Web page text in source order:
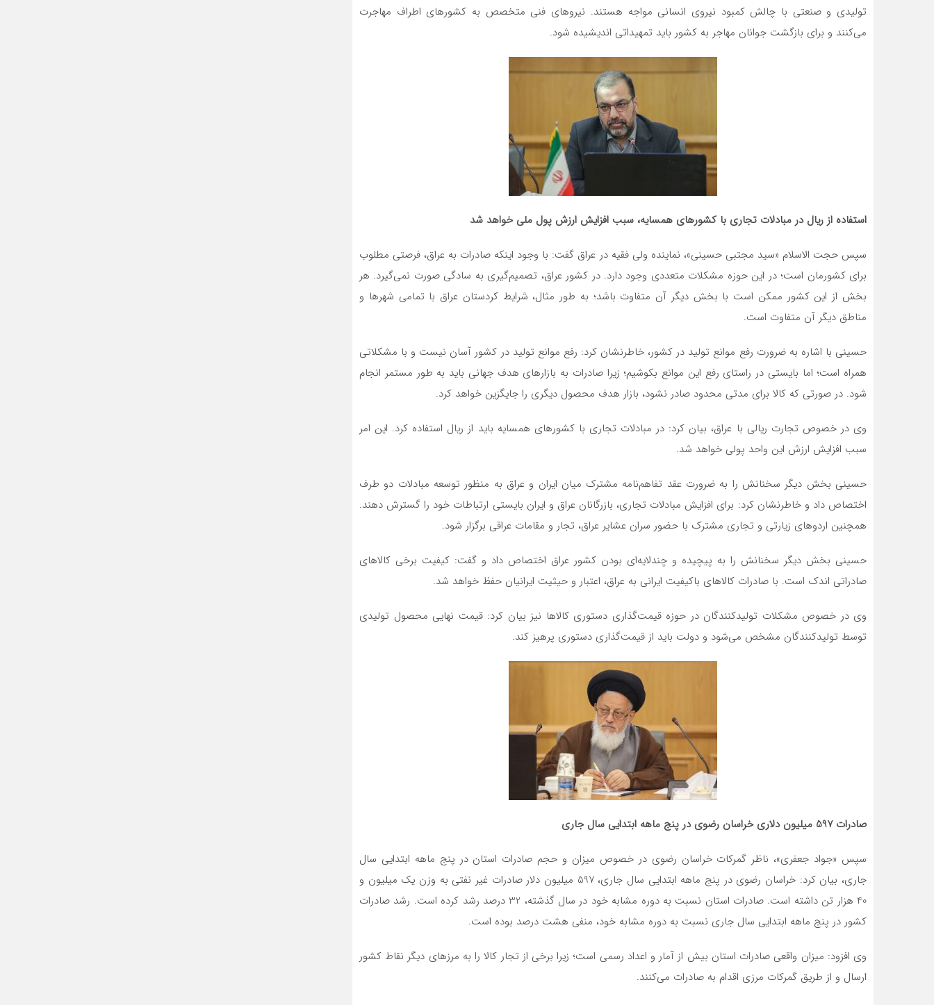
تولیدی و صنعتی با چالش کمبود نیروی انسانی مواجه هستند. نیروهای فنی متخصص به کشورهای اطراف مهاجرت
می‌کنند و برای بازگشت جوانان مهاجر به کشور باید تمهیداتی اندیشیده شود.
استفاده از ریال در مبادلات تجاری با کشورهای همسایه، سبب افزایش ارزش پول ملی خواهد شد
سپس حجت الاسلام «سید مجتبی حسینی»، نماینده ولی فقیه در عراق گفت: با وجود اینکه صادرات به عراق، فرصتی مطلوب
برای کشورمان است؛ در این حوزه مشکلات متعددی وجود دارد. در کشور عراق، تصمیم‌گیری به سادگی صورت نمی‌گیرد. هر
بخش از این کشور ممکن است با بخش دیگر آن متفاوت باشد؛ به طور مثال، شرایط کردستان عراق با تمامی شهرها و
مناطق دیگر آن متفاوت است.
حسینی با اشاره به ضرورت رفع موانع تولید در کشور، خاطرنشان کرد: رفع موانع تولید در کشور آسان نیست و با مشکلاتی
همراه است؛ اما بایستی در راستای رفع این موانع بکوشیم؛ زیرا صادرات به بازارهای هدف جهانی باید به طور مستمر انجام
شود. در صورتی که کالا برای مدتی محدود صادر نشود، بازار هدف محصول دیگری را جایگزین خواهد کرد.
وی در خصوص تجارت ریالی با عراق، بیان کرد: در مبادلات تجاری با کشورهای همسایه باید از ریال استفاده کرد. این امر
سبب افزایش ارزش این واحد پولی خواهد شد.
حسینی بخش دیگر سخنانش را به ضرورت عقد تفاهم‌نامه مشترک میان ایران و عراق به منظور توسعه مبادلات دو طرف
اختصاص داد و خاطرنشان کرد: برای افزایش مبادلات تجاری، بازرگانان عراق و ایران بایستی ارتباطات خود را گسترش دهند.
همچنین اردوهای زیارتی و تجاری مشترک با حضور سران عشایر عراق، تجار و مقامات عراقی برگزار شود.
حسینی بخش دیگر سخنانش را به پیچیده و چندلایه‌ای بودن کشور عراق اختصاص داد و گفت: کیفیت برخی کالاهای
صادراتی اندک است. با صادرات کالاهای باکیفیت ایرانی به عراق، اعتبار و حیثیت ایرانیان حفظ خواهد شد.
وی در خصوص مشکلات تولیدکنندگان در حوزه قیمت‌گذاری دستوری‌ کالاها نیز بیان کرد: قیمت نهایی محصول تولیدی
توسط تولیدکنندگان مشخص می‌شود و دولت باید از قیمت‌گذاری دستوری پرهیز کند.
صادرات 597 میلیون دلاری خراسان رضوی در پنج ماهه ابتدایی سال جاری
سپس «جواد جعفری»، ناظر گمرکات خراسان رضوی در خصوص میزان و حجم صادرات استان در پنج ماهه ابتدایی سال
جاری، بیان کرد: خراسان رضوی در پنج ماهه ابتدایی سال جاری، 597 میلیون دلار صادرات غیر نفتی به وزن یک میلیون و
40 هزار تن داشته است. صادرات استان نسبت به دوره مشابه خود در سال گذشته، 32 درصد رشد کرده است. رشد صادرات
کشور در پنج ماهه ابتدایی سال جاری نسبت به دوره مشابه خود، منفی هشت درصد بوده است.
وی افزود: میزان واقعی صادرات استان بیش از آمار و اعداد رسمی است؛ زیرا برخی از تجار کالا را به مرزهای دیگر نقاط کشور
ارسال و از طریق گمرکات مرزی اقدام به صادرات می‌کنند.